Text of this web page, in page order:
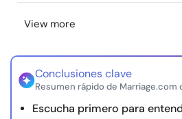
View more
Conclusiones clave
Resumen rápido de Marriage.com
Escucha primero para